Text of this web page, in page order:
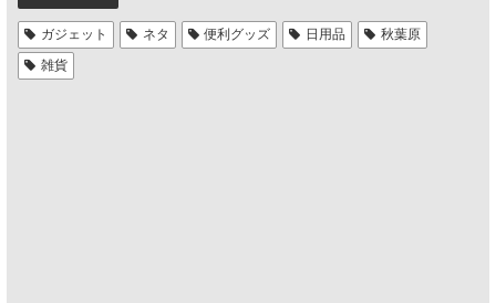
ガジェット ネタ 便利グッズ 日用品
秋葉原
雑貨